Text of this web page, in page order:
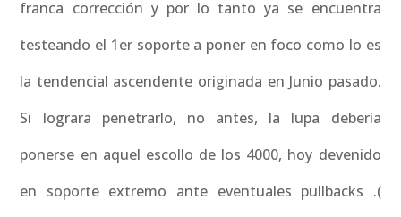
franca corrección y por lo tanto ya se encuentra
testeando el 1er soporte a poner en foco como lo es
la tendencial ascendente originada en Junio pasado.
Si lograra penetrarlo, no antes, la lupa debería
ponerse en aquel escollo de los 4000, hoy devenido
en soporte extremo ante eventuales pullbacks .(